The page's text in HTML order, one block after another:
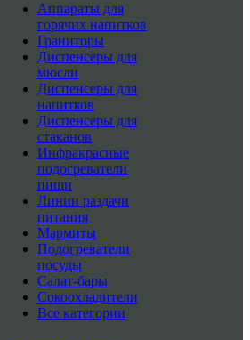
Аппараты для
горячих напитков
Граниторы
Диспенсеры для
мюсли
Диспенсеры для
напитков
Диспенсеры для
стаканов
Инфракрасные
подогреватели
пищи
Линии раздачи
питания
Мармиты
Подогреватели
посуды
Салат-бары
Сокоохладители
Все категории